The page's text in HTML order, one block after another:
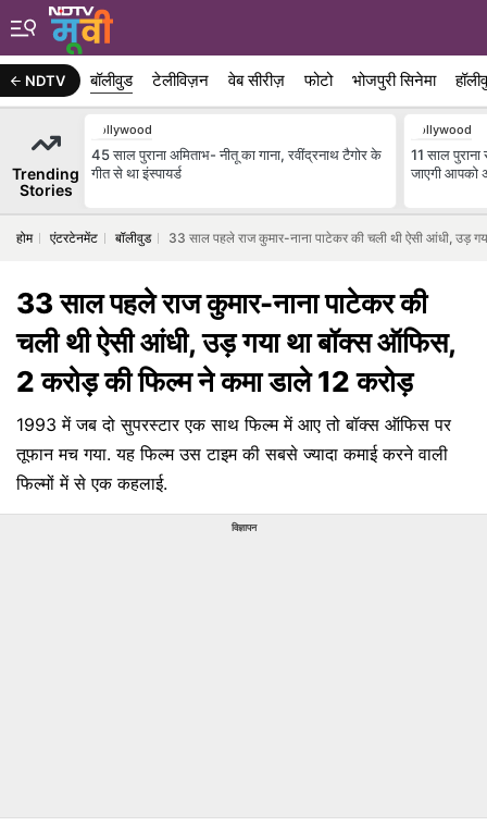
NDTV बॉलीवुड टेलीविज़न वेब सीरीज़ फोटो भोजपुरी सिनेमा
Trending
Stories
Bollywood
45 साल पुराना अमिताभ- नीतू का गाना, रवींद्रनाथ टैगोर के
गीत से था इंस्पायर्ड
Bollywood
11 साल
जाएगी आपको
होम एंटरटेनमेंट बॉलीवुड 33 साल पहले राज कुमार-नाना पाटेकर की चली थी ऐसी आंधी, उड़
33 साल पहले राज कुमार-नाना पाटेकर की
चली थी ऐसी आंधी, उड़ गया था बॉक्स ऑफिस,
2 करोड़ की फिल्म ने कमा डाले 12 करोड़
1993 में जब दो सुपरस्टार एक साथ फिल्म में आए तो बॉक्स ऑफिस पर
तूफान मच गया. यह फिल्म उस टाइम की सबसे ज्यादा कमाई करने वाली
फिल्मों में से एक कहलाई.
विज्ञापन